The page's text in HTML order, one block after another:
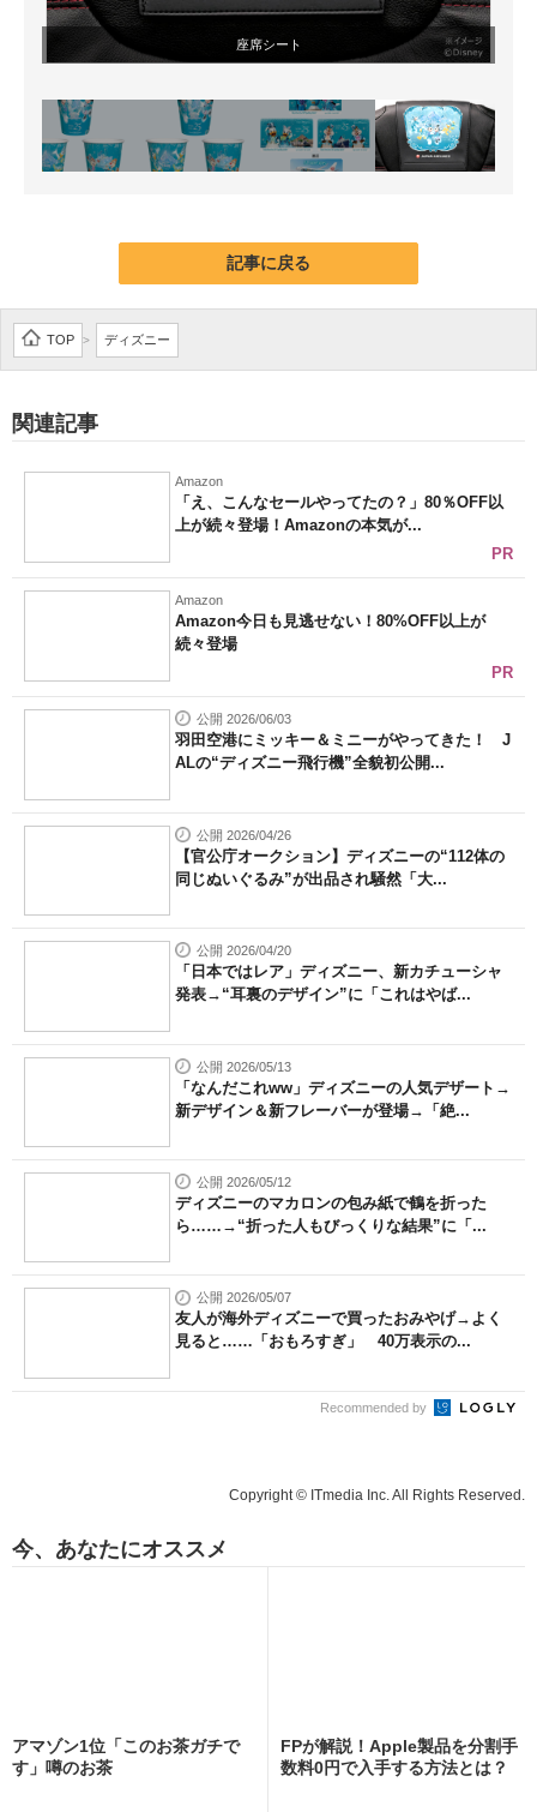
座席シート
記事に戻る
TOP > ディズニー
関連記事
Amazon
「え、こんなセールやってたの？」80％OFF以
上が続々登場！Amazonの本気が...
PR
Amazon
Amazon今日も見逃せない！80%OFF以上が
続々登場
PR
公開 2026/06/03
羽田空港にミッキー＆ミニーがやってきた！ J
ALの“ディズニー飛行機”全貌初公開...
公開 2026/04/26
【官公庁オークション】ディズニーの“112体の
同じぬいぐるみ”が出品され騒然「大...
公開 2026/04/20
「日本ではレア」ディズニー、新カチューシャ
発表→“耳裏のデザイン”に「これはやば...
公開 2026/05/13
「なんだこれww」ディズニーの人気デザート→
新デザイン＆新フレーバーが登場→「絶...
公開 2026/05/12
ディズニーのマカロンの包み紙で鶴を折った
ら……→“折った人もびっくりな結果”に「...
公開 2026/05/07
友人が海外ディズニーで買ったおみやげ→よく
見ると……「おもろすぎ」 40万表示の...
Recommended by
Copyright © ITmedia Inc. All Rights Reserved.
今、あなたにオススメ
アマゾン1位「このお茶ガチで
す」噂のお茶
FPが解説！Apple製品を分割手
数料0円で入手する方法とは？